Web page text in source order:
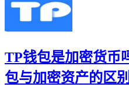
TP钱包是加密货币
包与加密资产的区别